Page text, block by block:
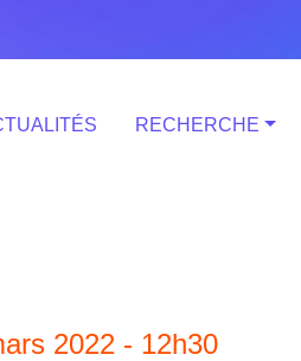
RECHERCHE
2022 - 12h30